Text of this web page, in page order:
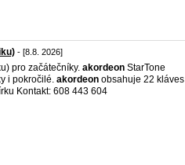
- [8.8. 2026]
pro začátečníky. akordeon StarTone
i pokročilé. akordeon obsahuje 22 kláves
Kontakt: 608 443 604